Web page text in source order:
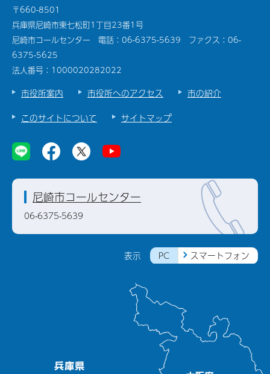
〒660-8501
兵庫県尼崎市東七松町1丁目23番1号
尼崎市コールセンター 電話：06-6375-5639 ファクス：06-
6375-5625
法人番号：1000020282022
市役所案内 市役所へのアクセス
市の紹介
このサイトについて
サイトマップ
表示 PC スマートフォン
尼崎市コールセンター
06-6375-5639